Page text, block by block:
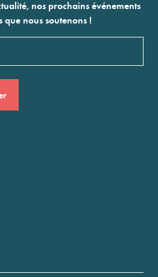
nos prochains événements
que nous soutenons !